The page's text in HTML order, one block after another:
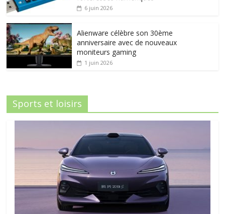
6 juin 2026
Alienware célèbre son 30ème
anniversaire avec de nouveaux
moniteurs gaming
1 juin 2026
Sports et loisirs